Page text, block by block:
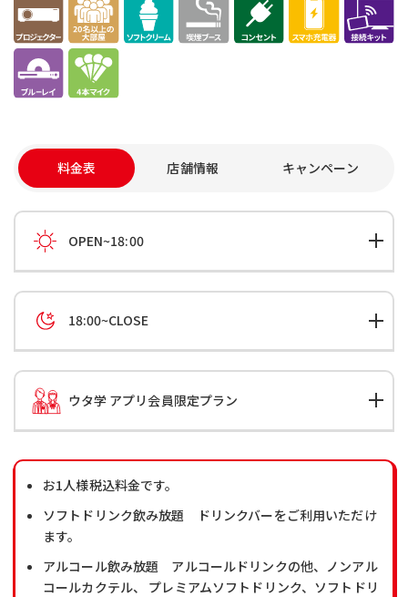
料金表 店舗情報 キャンペーン
OPEN~18:00
18:00~CLOSE
ウタ学 アプリ会員限定プラン
お1人様税込料金です。
ソフトドリンク飲み放題 ドリンクバーをご利用いただけ
ます。
アルコール飲み放題 アルコールドリンクの他、ノンアル
コールカクテル、 プレミアムソフトドリンク、ソフトドリ